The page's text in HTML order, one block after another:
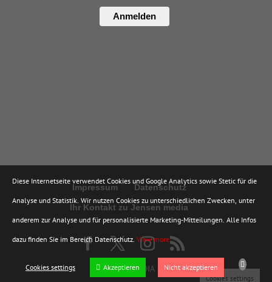
Anmelden
Impressum Datenschutz
Ihr Kontakt zu Jensen media
© JENSEN MEDIA GMBH
Diese Internetseite verwendet Cookies und Google Analytics sowie Stetic für die
Analyse und Statistik. Wir nutzen Cookies zu unterschiedlichen Zwecken, unter
anderem zur Analyse und für personalisierte Marketing-Mitteilungen. Alle Infos
dazu finden Sie im Bereich Datenschutz. View more
Cookies settings Akzeptieren Nicht akzeptieren
Cookies settings